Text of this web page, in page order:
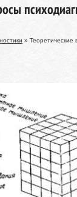
» Теоретические